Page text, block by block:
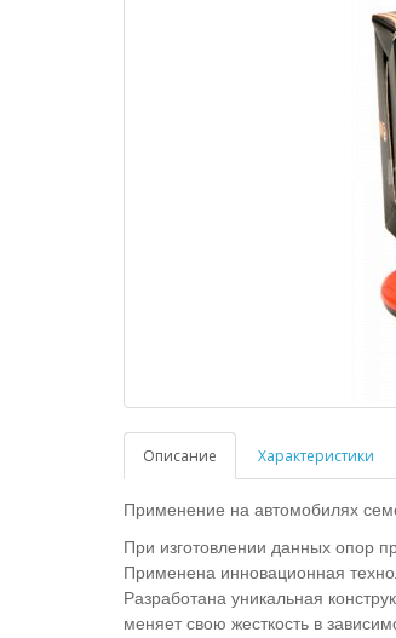
Описание Характеристики
Применение на автомобилях
При изготовлении данных опор
Применена инновационная
Разработана уникальная
меняет свою жесткость в